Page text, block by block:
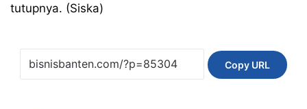
tutupnya. (Siska)
Copy URL